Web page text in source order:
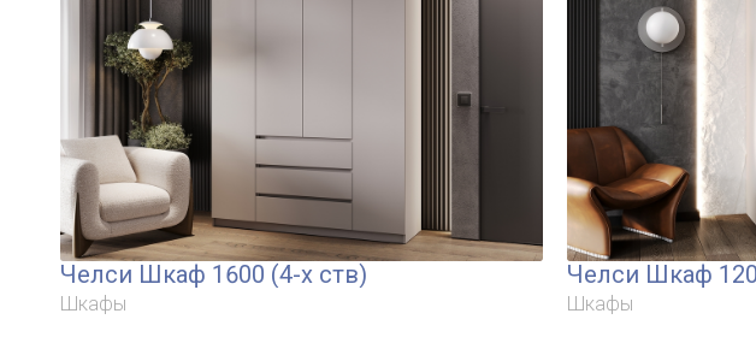
Челси Шкаф 1600 (4-х ств)
Шкафы
Челси Шкаф
Шкафы